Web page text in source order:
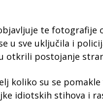
te fotografije
u sve uključila i
otkrili postojanje
koliko su se
idiotskih stihova i